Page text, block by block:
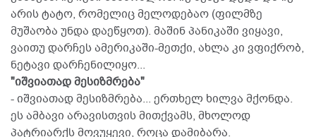
არის ტატო, რომელიც მელოდებაო (ფილმზე
მუშაობა უნდა დაეწყოთ). მაშინ პანიკაში ვიყავი,
ვაითუ დარჩეს ამერიკაში-მეთქი, ახლა კი ვფიქრობ,
ნეტავი დარჩენილიყო...
"იშვიათად მესიზმრება"
- იშვიათად მესიზმრება... ერთხელ ხილვა მქონდა.
ეს ამბავი არავისთვის მითქვამს, მხოლოდ
პატრიარქს მოვუყევი, როცა დამიბარა.